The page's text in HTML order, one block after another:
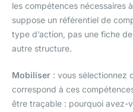
les compétences nécessaires
suppose un référentiel de
type d’action, pas une fiche
autre structure.
Mobiliser : vous sélectionnez
correspond à ces
être traçable : pourquoi avez-